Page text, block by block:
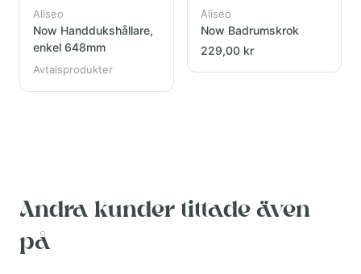
Aliseo
Now Handdukshållare,
enkel 648mm
Avtalsprodukter
Aliseo
Now Badrumskrok
229,00 kr
Andra kunder tittade även
på